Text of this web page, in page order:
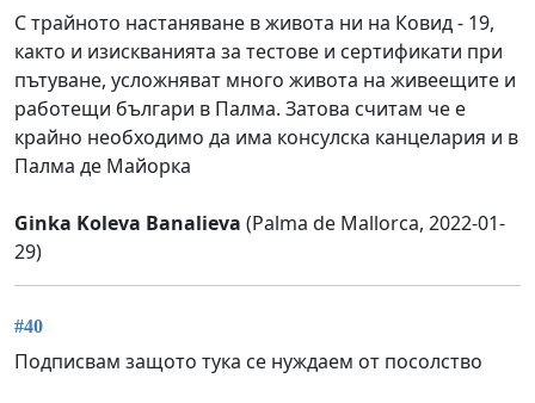
С трайното настаняване в живота ни на Ковид - 19,
както и изискванията за тестове и сертификати при
пътуване, усложняват много живота на живеещите и
работещи българи в Палма. Затова считам че е
крайно необходимо да има консулска канцелария и в
Палма де Майорка
Ginka Koleva Banalieva (Palma de Mallorca, 2022-01-
29)
#40
Подписвам защото тука се нуждаем от посолство